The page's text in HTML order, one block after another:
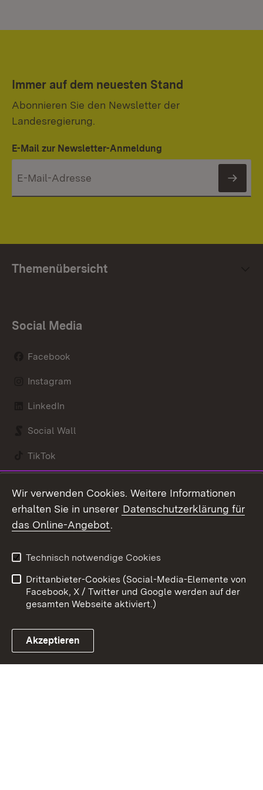
Immer auf dem neuesten Stand
Abonnieren Sie den Newsletter der
Landesregierung.
E-Mail zur Newsletter-Anmeldung
Themenübersicht
Social Media
Facebook
Instagram
LinkedIn
Social Wall
TikTok
Link zum Landesportal
Kontakt
Barrierefreiheit
Impressum
Cookies
Wir verwenden Cookies. Weitere Informationen
erhalten Sie in unserer Datenschutzerklärung für
das Online-Angebot.
Technisch notwendige Cookies
Drittanbieter-Cookies (Social-Media-Elemente von
Facebook, X / Twitter und Google werden auf der
gesamten Webseite aktiviert.)
Akzeptieren